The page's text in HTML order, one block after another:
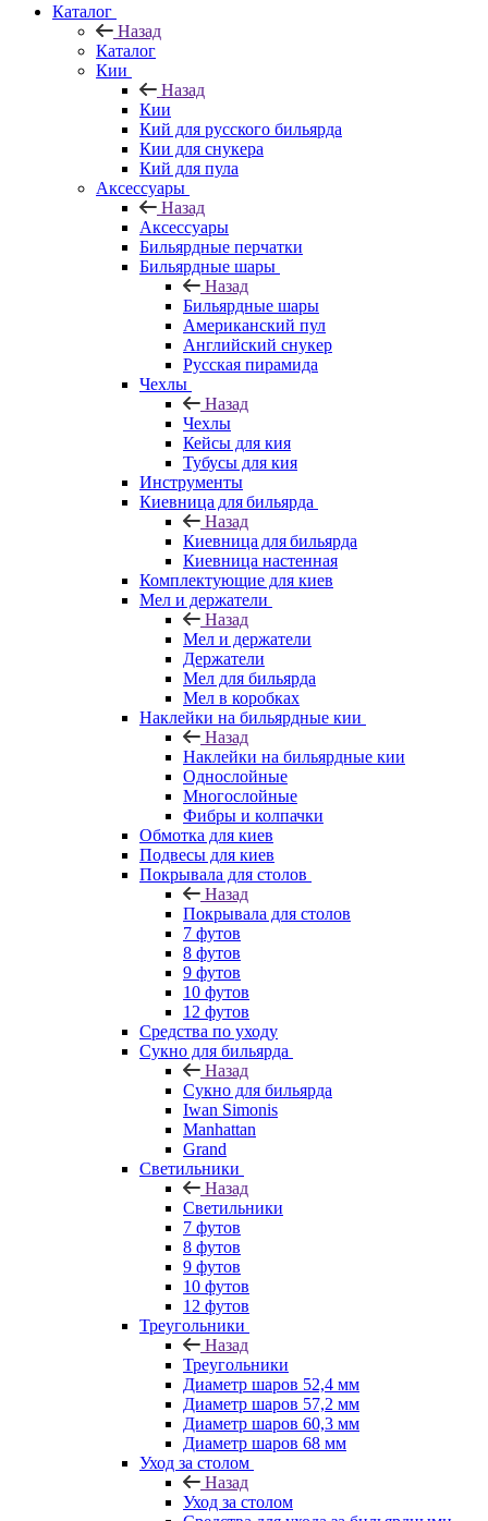
Каталог
Назад
Каталог
Кии
Назад
Кии
Кий для русского бильярда
Кии для снукера
Кий для пула
Аксессуары
Назад
Аксессуары
Бильярдные перчатки
Бильярдные шары
Назад
Бильярдные шары
Американский пул
Английский снукер
Русская пирамида
Чехлы
Назад
Чехлы
Кейсы для кия
Тубусы для кия
Инструменты
Киевница для бильярда
Назад
Киевница для бильярда
Киевница настенная
Комплектующие для киев
Мел и держатели
Назад
Мел и держатели
Держатели
Мел для бильярда
Мел в коробках
Наклейки на бильярдные кии
Назад
Наклейки на бильярдные кии
Однослойные
Многослойные
Фибры и колпачки
Обмотка для киев
Подвесы для киев
Покрывала для столов
Назад
Покрывала для столов
7 футов
8 футов
9 футов
10 футов
12 футов
Средства по уходу
Сукно для бильярда
Назад
Сукно для бильярда
Iwan Simonis
Manhattan
Grand
Светильники
Назад
Светильники
7 футов
8 футов
9 футов
10 футов
12 футов
Треугольники
Назад
Треугольники
Диаметр шаров 52,4 мм
Диаметр шаров 57,2 мм
Диаметр шаров 60,3 мм
Диаметр шаров 68 мм
Уход за столом
Назад
Уход за столом